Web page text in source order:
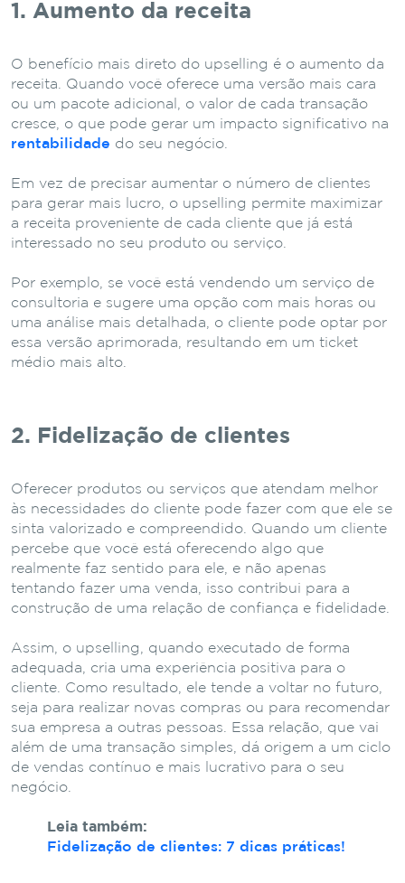
1. Aumento da receita
O benefício mais direto do upselling é o aumento da
receita. Quando você oferece uma versão mais cara
ou um pacote adicional, o valor de cada transação
cresce, o que pode gerar um impacto significativo na
rentabilidade do seu negócio.
Em vez de precisar aumentar o número de clientes
para gerar mais lucro, o upselling permite maximizar
a receita proveniente de cada cliente que já está
interessado no seu produto ou serviço.
Por exemplo, se você está vendendo um serviço de
consultoria e sugere uma opção com mais horas ou
uma análise mais detalhada, o cliente pode optar por
essa versão aprimorada, resultando em um ticket
médio mais alto.
2. Fidelização de clientes
Oferecer produtos ou serviços que atendam melhor
às necessidades do cliente pode fazer com que ele se
sinta valorizado e compreendido. Quando um cliente
percebe que você está oferecendo algo que
realmente faz sentido para ele, e não apenas
tentando fazer uma venda, isso contribui para a
construção de uma relação de confiança e fidelidade.
Assim, o upselling, quando executado de forma
adequada, cria uma experiência positiva para o
cliente. Como resultado, ele tende a voltar no futuro,
seja para realizar novas compras ou para recomendar
sua empresa a outras pessoas. Essa relação, que vai
além de uma transação simples, dá origem a um ciclo
de vendas contínuo e mais lucrativo para o seu
negócio.
Leia também:
Fidelização de clientes: 7 dicas práticas!